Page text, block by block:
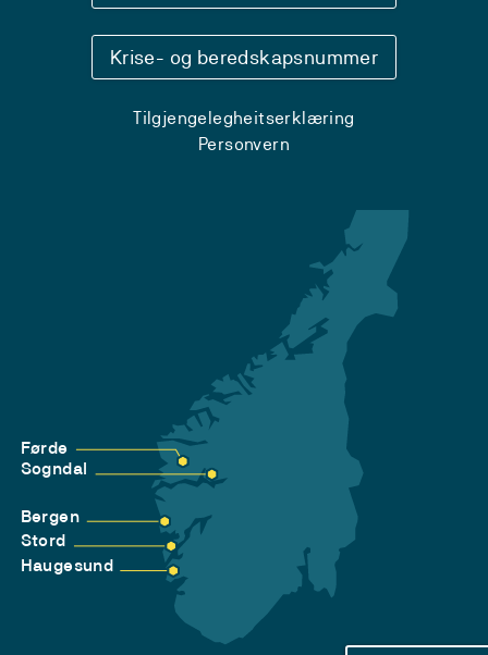
Krise- og beredskapsnummer
Tilgjengelegheitserklæring
Personvern
Førde
Sogndal
Bergen
Stord
Haugesund